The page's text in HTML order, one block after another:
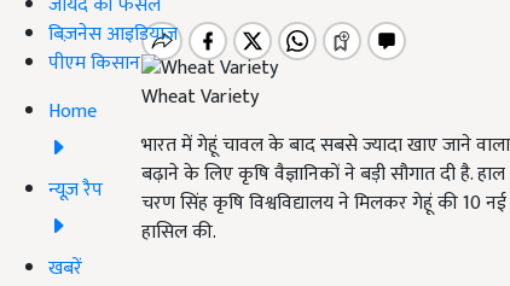
बिज़नेस आइडियाज
पीएम किसान
Home
न्यूज़ रैप
खबरें
Wheat Variety
भारत में गेहूं चावल के बाद सबसे ज्यादा खाए जाने
बढ़ाने के लिए कृषि वैज्ञानिकों ने बड़ी सौगात दी है.
चरण सिंह कृषि विश्वविद्यालय ने मिलकर गेहूं की
हासिल की.